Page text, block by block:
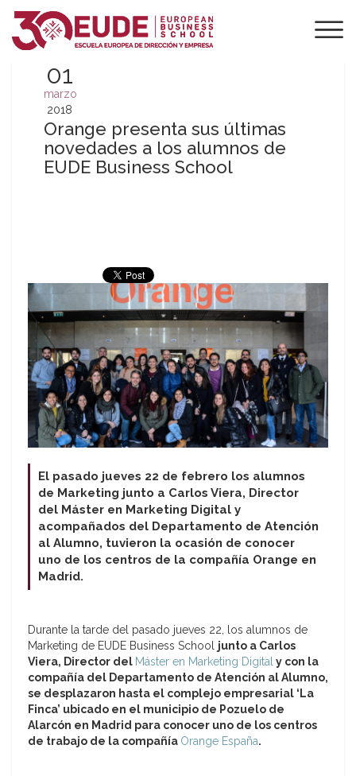
01
marzo
2018
Orange presenta sus últimas
novedades a los alumnos de
EUDE Business School
El pasado jueves 22 de febrero los alumnos
de Marketing junto a Carlos Viera, Director
del Máster en Marketing Digital y
acompañados del Departamento de Atención
al Alumno, tuvieron la ocasión de conocer
uno de los centros de la compañía Orange en
Madrid.
Durante la tarde del pasado jueves 22, los alumnos de
Marketing de EUDE Business School junto a Carlos
Viera, Director del Máster en Marketing Digitaly con la
compañía del Departamento de Atención al Alumno,
se desplazaron hasta el complejo empresarial ‘La
Finca’ ubicado en el municipio de Pozuelo de
Alarcón en Madrid para conocer uno de los centros
de trabajo de la compañía Orange España.